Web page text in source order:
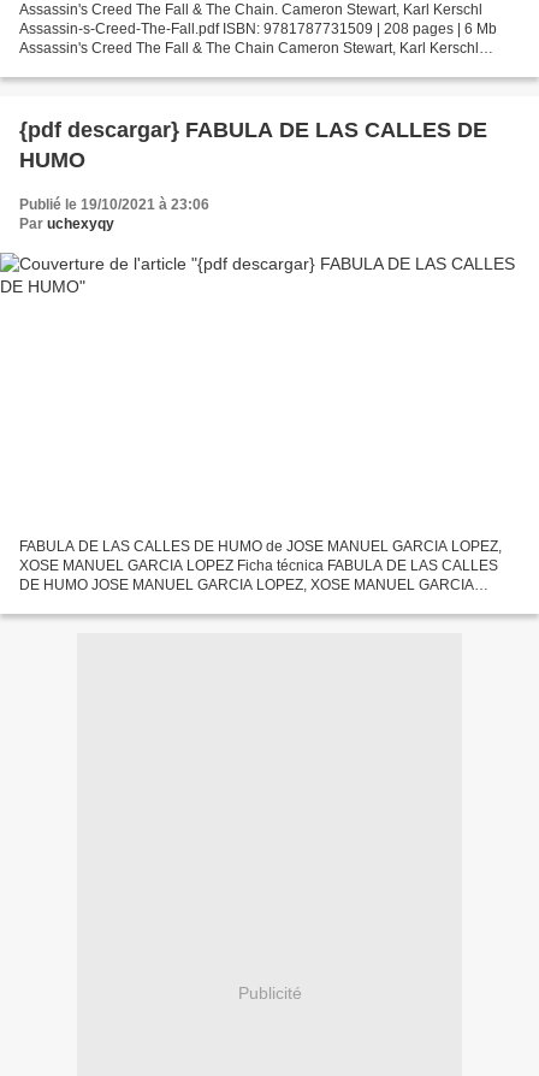
Assassin's Creed The Fall & The Chain. Cameron Stewart, Karl Kerschl
Assassin-s-Creed-The-Fall.pdf ISBN: 9781787731509 | 208 pages | 6 Mb
Assassin's Creed The Fall & The Chain Cameron Stewart, Karl Kerschl
{pdf descargar} FABULA DE LAS CALLES DE
HUMO
Publié le 19/10/2021 à 23:06
Par uchexyqy
FABULA DE LAS CALLES DE HUMO de JOSE MANUEL GARCIA LOPEZ,
XOSE MANUEL GARCIA LOPEZ Ficha técnica FABULA DE LAS CALLES
DE HUMO JOSE MANUEL GARCIA LOPEZ, XOSE MANUEL GARCIA
ePub, MOBI, FB2 ISBN:...
Publicité